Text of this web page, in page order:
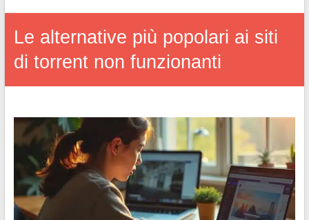
Le alternative più popolari ai siti
di torrent non funzionanti